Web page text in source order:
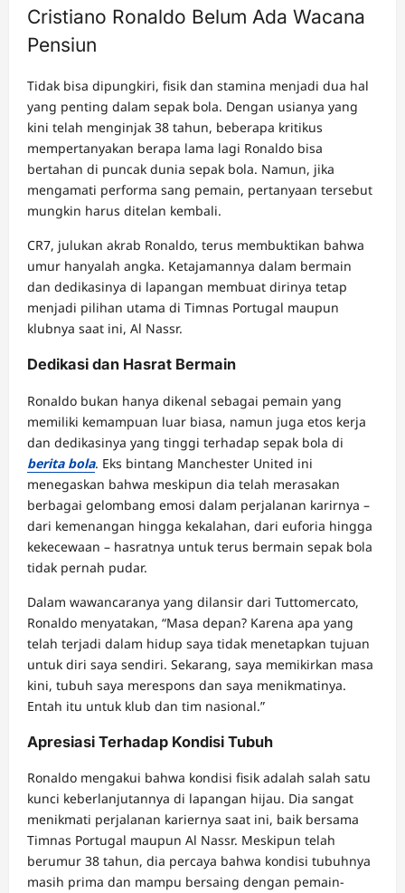
Cristiano Ronaldo Belum Ada Wacana
Pensiun
Tidak bisa dipungkiri, fisik dan stamina menjadi dua hal
yang penting dalam sepak bola. Dengan usianya yang
kini telah menginjak 38 tahun, beberapa kritikus
mempertanyakan berapa lama lagi Ronaldo bisa
bertahan di puncak dunia sepak bola. Namun, jika
mengamati performa sang pemain, pertanyaan tersebut
mungkin harus ditelan kembali.
CR7, julukan akrab Ronaldo, terus membuktikan bahwa
umur hanyalah angka. Ketajamannya dalam bermain
dan dedikasinya di lapangan membuat dirinya tetap
menjadi pilihan utama di Timnas Portugal maupun
klubnya saat ini, Al Nassr.
Dedikasi dan Hasrat Bermain
Ronaldo bukan hanya dikenal sebagai pemain yang
memiliki kemampuan luar biasa, namun juga etos kerja
dan dedikasinya yang tinggi terhadap sepak bola di
berita bola. Eks bintang Manchester United ini
menegaskan bahwa meskipun dia telah merasakan
berbagai gelombang emosi dalam perjalanan karirnya –
dari kemenangan hingga kekalahan, dari euforia hingga
kekecewaan – hasratnya untuk terus bermain sepak bola
tidak pernah pudar.
Dalam wawancaranya yang dilansir dari Tuttomercato,
Ronaldo menyatakan, “Masa depan? Karena apa yang
telah terjadi dalam hidup saya tidak menetapkan tujuan
untuk diri saya sendiri. Sekarang, saya memikirkan masa
kini, tubuh saya merespons dan saya menikmatinya.
Entah itu untuk klub dan tim nasional.”
Apresiasi Terhadap Kondisi Tubuh
Ronaldo mengakui bahwa kondisi fisik adalah salah satu
kunci keberlanjutannya di lapangan hijau. Dia sangat
menikmati perjalanan kariernya saat ini, baik bersama
Timnas Portugal maupun Al Nassr. Meskipun telah
berumur 38 tahun, dia percaya bahwa kondisi tubuhnya
masih prima dan mampu bersaing dengan pemain-